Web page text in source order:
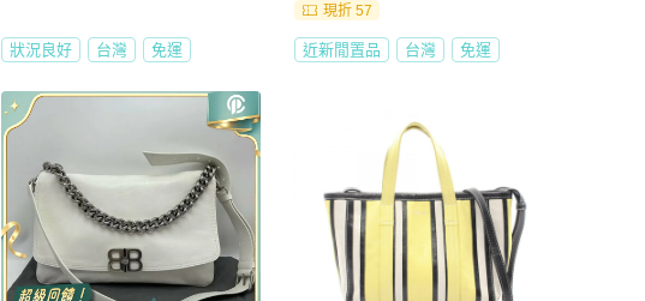
狀況良好 台灣 免運
現折 57
近新閒置品 台灣 免運